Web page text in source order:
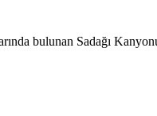
bulunan Sadağı